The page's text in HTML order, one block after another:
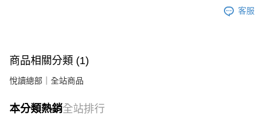
客服
商品相關分類 (1)
悅讀總部｜全站商品
本分類熱銷全站排行